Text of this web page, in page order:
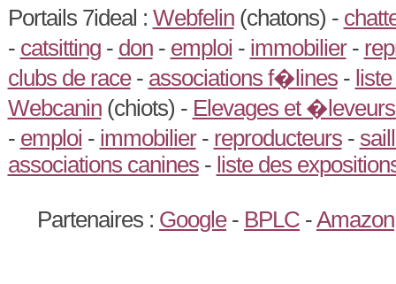
Portails 7ideal : Webfelin(chatons) -
- catsitting- don- emploi - immobilier-
clubs de race- associations f�lines-
Webcanin(chiots) - Elevages et
- emploi - immobilier- reproducteurs-
associations canines- liste des
Partenaires : Google- BPLC -Amazon